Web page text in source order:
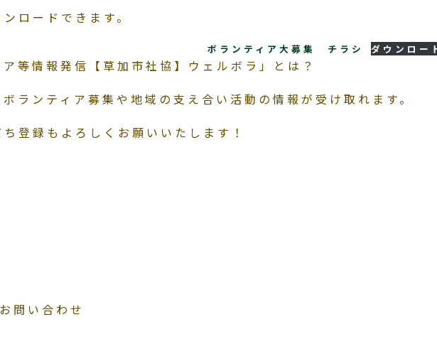
ロードできます。
ボランティア大募集 チラシ ダウンロー
等情報発信【草加市社協】ウェルボラ」とは？
ランティア募集や地域の支え合い活動の情報が受け取れます。
登録もよろしくお願いいたします！
問い合わせ